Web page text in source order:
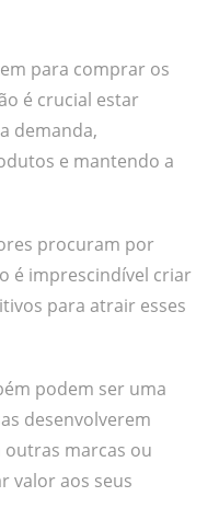
para comprar os
é crucial estar
demanda,
e mantendo a
procuram por
é imprescindível criar
para atrair esses
podem ser uma
desenvolverem
marcas ou
valor aos seus